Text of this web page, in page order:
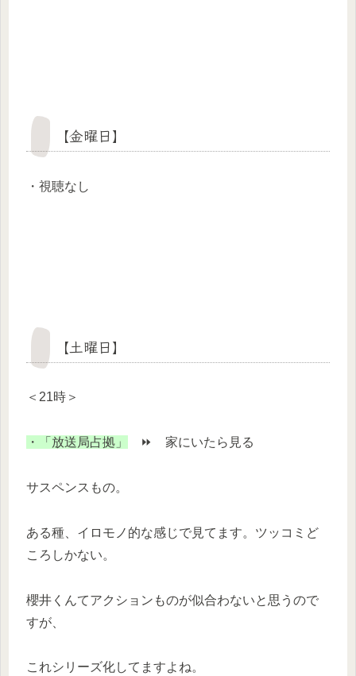
【金曜日】
・視聴なし
【土曜日】
＜21時＞
・「放送局占拠」 ⏩ 家にいたら見る
サスペンスもの。
ある種、イロモノ的な感じで見てます。ツッコミど
ころしかない。
櫻井くんてアクションものが似合わないと思うので
すが、
これシリーズ化してますよね。